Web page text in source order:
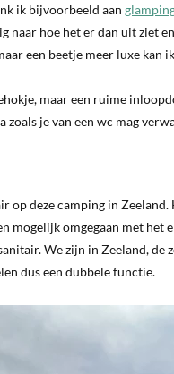
ik bijvoorbeeld aan
naar hoe het er dan uit ziet
een beetje meer luxe kan
maar een ruime
je van een wc mag
deze camping in
mogelijk omgegaan met
We zijn in Zeeland, de
dus een dubbele functie.